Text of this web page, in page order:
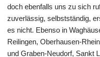
doch ebenfalls uns zu sich
zuverlässig, selbstständig,
es nicht. Ebenso in
Reilingen, Oberhausen-
und Graben-Neudorf, Sankt